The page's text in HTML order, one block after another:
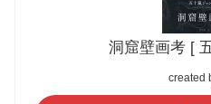
洞窟壁画考 [
created